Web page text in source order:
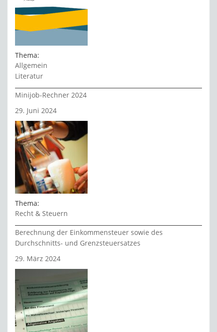
Thema:
Allgemein
Literatur
Minijob-Rechner 2024
29. Juni 2024
Thema:
Recht & Steuern
Berechnung der Einkommensteuer sowie des
Durchschnitts- und Grenzsteuersatzes
29. März 2024